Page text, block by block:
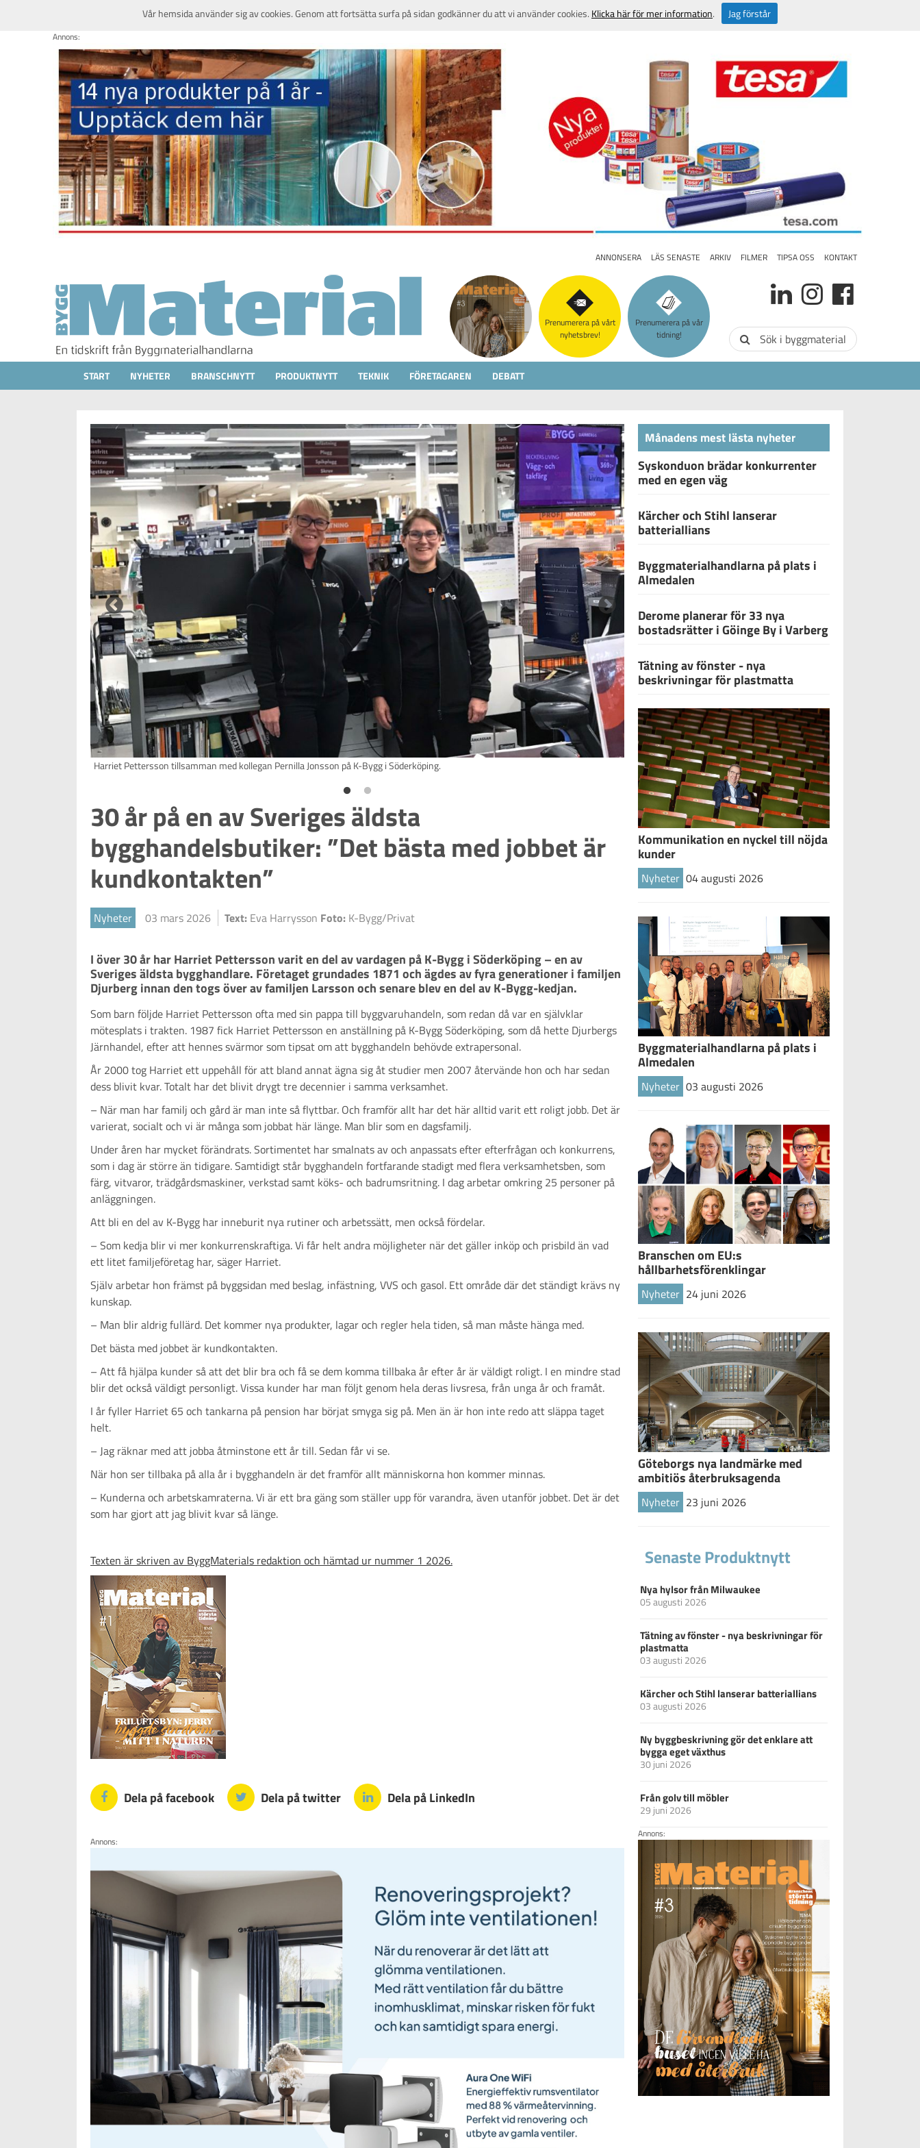
Annons:
ANNONSERA LÄS SENASTE ARKIV FILMER TIPSA OSS KONTAKT
Prenumerera på vårt
nyhetsbrev!
Prenumerera på vår
tidning!
Sök i byggmaterial
START NYHETER BRANSCHNYTT PRODUKTNYTT TEKNIK FÖRETAGAREN DEBATT
Harriet Pettersson tillsamman med kollegan Pernilla Jonsson på K-Bygg i Söderköping. Harriet längst ner tillsammans med kollegor i en annons om Djurbergs
30 år på en av Sveriges äldsta
bygghandelsbutiker: ”Det bästa med jobbet är
kundkontakten”
Nyheter 03 mars 2026 Text: Eva Harrysson Foto: K-Bygg/Privat
I över 30 år har Harriet Pettersson varit en del av vardagen på K-Bygg i Söderköping – en av
Sveriges äldsta bygghandlare. Företaget grundades 1871 och ägdes av fyra generationer i familjen
Som barn följde Harriet Pettersson ofta med sin pappa till byggvaruhandeln, som redan då var en självklar
mötesplats i trakten. 1987 fick Harriet Pettersson en anställning på K-Bygg Söderköping, som då hette Djurbergs
Järnhandel, efter att hennes svärmor som tipsat om att bygghandeln behövde extrapersonal.
År 2000 tog Harriet ett uppehåll för att bland annat ägna sig åt studier men 2007 återvände hon och har sedan
dess blivit kvar. Totalt har det blivit drygt tre decennier i samma verksamhet.
– När man har familj och gård är man inte så flyttbar. Och framför allt har det här alltid varit ett roligt jobb. Det är
varierat, socialt och vi är många som jobbat här länge. Man blir som en dagsfamilj.
Under åren har mycket förändrats. Sortimentet har smalnats av och anpassats efter efterfrågan och konkurrens,
som i dag är större än tidigare. Samtidigt står bygghandeln fortfarande stadigt med flera verksamhetsben, som
färg, vitvaror, trädgårdsmaskiner, verkstad samt köks- och badrumsritning. I dag arbetar omkring 25 personer på
anläggningen.
Att bli en del av K-Bygg har inneburit nya rutiner och arbetssätt, men också fördelar.
– Som kedja blir vi mer konkurrenskraftiga. Vi får helt andra möjligheter när det gäller inköp och prisbild än vad
ett litet familjeföretag har, säger Harriet.
Själv arbetar hon främst på byggsidan med beslag, infästning, VVS och gasol. Ett område där det ständigt krävs ny
kunskap.
– Man blir aldrig fullärd. Det kommer nya produkter, lagar och regler hela tiden, så man måste hänga med.
Det bästa med jobbet är kundkontakten.
– Att få hjälpa kunder så att det blir bra och få se dem komma tillbaka år efter år är väldigt roligt. I en mindre stad
blir det också väldigt personligt. Vissa kunder har man följt genom hela deras livsresa, från unga år och framåt.
I år fyller Harriet 65 och tankarna på pension har börjat smyga sig på. Men än är hon inte redo att släppa taget
helt.
– Jag räknar med att jobba åtminstone ett år till. Sedan får vi se.
När hon ser tillbaka på alla år i bygghandeln är det framför allt människorna hon kommer minnas.
– Kunderna och arbetskamraterna. Vi är ett bra gäng som ställer upp för varandra, även utanför jobbet. Det är det
som har gjort att jag blivit kvar så länge.
Texten är skriven av ByggMaterials redaktion och hämtad ur nummer 1 2026.
Dela på facebook Dela på twitter Dela på LinkedIn
Annons:
Månadens mest lästa nyheter
Syskonduon brädar konkurrenter
med en egen väg
Kärcher och Stihl lanserar
batteriallians
Byggmaterialhandlarna på plats i
Almedalen
Derome planerar för 33 nya
bostadsrätter i Göinge By i Varberg
Tätning av fönster - nya
beskrivningar för plastmatta
Kommunikation en nyckel till nöjda
kunder
Nyheter 04 augusti 2026
Byggmaterialhandlarna på plats i
Almedalen
Nyheter 03 augusti 2026
Branschen om EU:s
hållbarhetsförenklingar
Nyheter 24 juni 2026
Göteborgs nya landmärke med
ambitiös återbruksagenda
Nyheter 23 juni 2026
Senaste Produktnytt
Nya hylsor från Milwaukee
05 augusti 2026
Tätning av fönster - nya beskrivningar för
plastmatta
03 augusti 2026
Kärcher och Stihl lanserar batteriallians
03 augusti 2026
Ny byggbeskrivning gör det enklare att
bygga eget växthus
30 juni 2026
Från golv till möbler
29 juni 2026
Annons:
Vår hemsida använder sig av cookies. Genom att fortsätta surfa på sidan godkänner du att vi använder cookies. Klicka här för mer information. Jag förstår